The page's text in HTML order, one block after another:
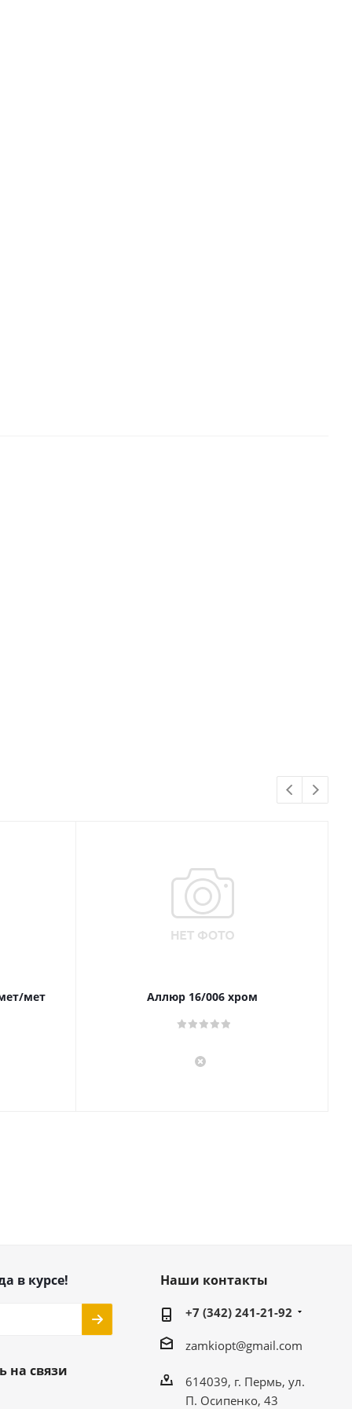
мет
Аллюр 16/006 хром
в курсе!
на связи
Наши контакты
+7 (342) 241-21-92
zamkiopt@gmail.com
614039, г. Пермь, ул.
П. Осипенко, 43